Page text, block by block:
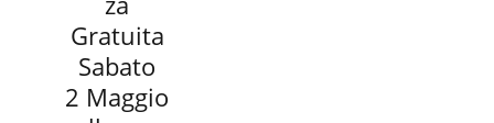
Gratuita
Sabato
2 Maggio